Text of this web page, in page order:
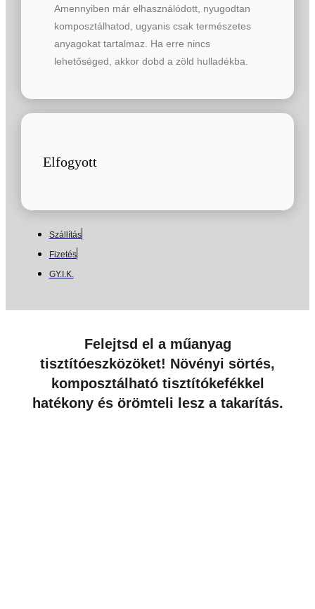
Amennyiben már elhasználódott, nyugodtan
komposztálhatod, ugyanis csak természetes
anyagokat tartalmaz. Ha erre nincs
lehetőséged, akkor dobd a zöld hulladékba.
Elfogyott
Szállítás
Fizetés
GY.I.K.
Felejtsd el a műanyag
tisztítóeszközöket! Növényi sörtés,
komposztálható tisztítókefékkel
hatékony és örömteli lesz a takarítás.